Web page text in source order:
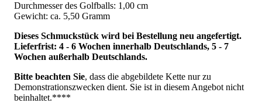
Durchmesser des Golfballs: 1,00 cm
Gewicht: ca. 5,50 Gramm
Dieses Schmuckstück wird bei Bestellung neu angefertigt.
Lieferfrist: 4 - 6 Wochen innerhalb Deutschlands, 5 - 7
Wochen außerhalb Deutschlands.
Bitte beachten Sie, dass die abgebildete Kette nur zu
Demonstrationszwecken dient. Sie ist in diesem Angebot nicht
beinhaltet.****